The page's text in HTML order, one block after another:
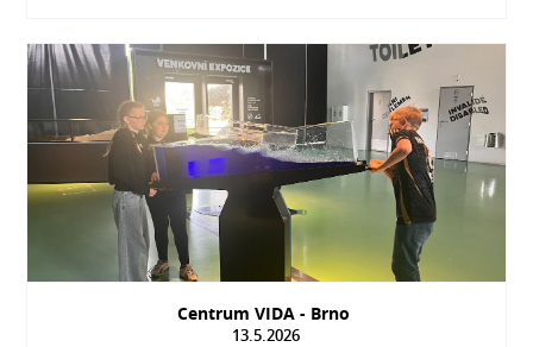
Centrum VIDA - Brno
13.5.2026